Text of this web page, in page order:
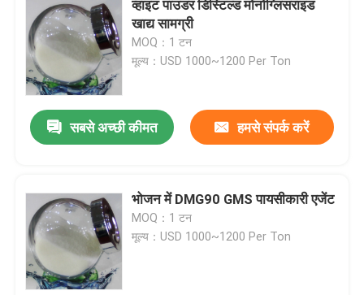
बेकरी कच्चा माल
सोरबेटन फैटी एसिड एस्टर
गैर जीएमओ लेसिथिन
ब्रेड इमल्सीफायर
बेकरी पायसीकारी
व्हाइट पाउडर डिस्टिल्ड मोनोग्लिसराइड
खाद्य सामग्री
MOQ：1 टन
मूल्य：USD 1000~1200 Per Ton
सबसे अच्छी कीमत हमसे संपर्क करें
भोजन में DMG90 GMS पायसीकारी एजेंट
MOQ：1 टन
मूल्य：USD 1000~1200 Per Ton